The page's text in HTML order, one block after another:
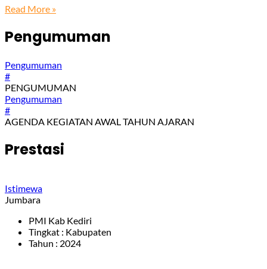
Read More »
Pengumuman
Pengumuman
#
PENGUMUMAN
Pengumuman
#
AGENDA KEGIATAN AWAL TAHUN AJARAN
Prestasi
Istimewa
Jumbara
PMI Kab Kediri
Tingkat : Kabupaten
Tahun : 2024